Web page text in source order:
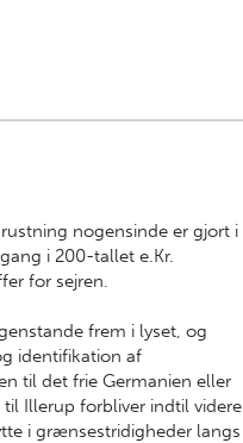
nogensinde er gjort i
i 200-tallet e.Kr.
for sejren.
frem i lyset, og
identifikation af
til det frie Germanien eller
Illerup forbliver indtil videre
i grænsestridigheder langs